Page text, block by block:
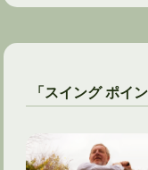
「スイング ポイ